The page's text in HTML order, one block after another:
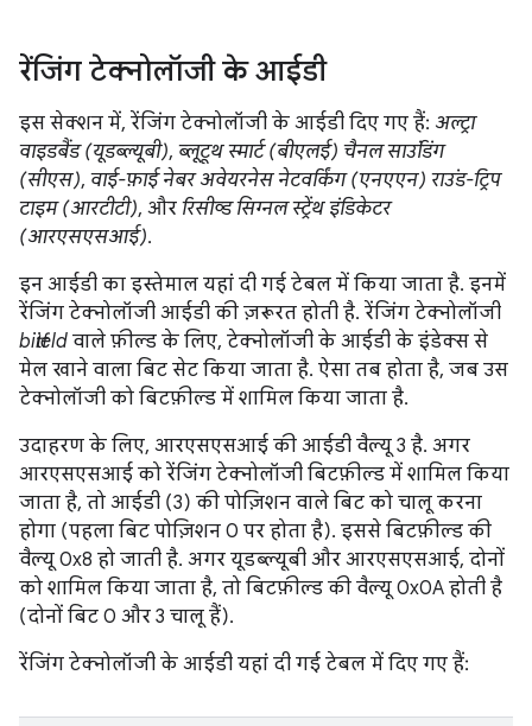
रेंजिंग टेक्नोलॉजी के आईडी
इस सेक्शन में, रेंजिंग टेक्नोलॉजी के आईडी दिए गए हैं: अल्ट्रा
वाइडबैंड (यूडब्ल्यूबी), ब्लूटूथ स्मार्ट (बीएलई) चैनल साउंडिंग
(सीएस), वाई-फ़ाई नेबर अवेयरनेस नेटवर्किंग (एनएएन) राउंड-ट्रिप
टाइम (आरटीटी), और रिसीव्ड सिग्नल स्ट्रेंथ इंडिकेटर
(आरएसएसआई).
इन आईडी का इस्तेमाल यहां दी गई टेबल में किया जाता है. इनमें
रेंजिंग टेक्नोलॉजी आईडी की ज़रूरत होती है. रेंजिंग टेक्नोलॉजी
bitfield वाले फ़ील्ड के लिए, टेक्नोलॉजी के आईडी के इंडेक्स से
मेल खाने वाला बिट सेट किया जाता है. ऐसा तब होता है, जब उस
टेक्नोलॉजी को बिटफ़ील्ड में शामिल किया जाता है.
उदाहरण के लिए, आरएसएसआई की आईडी वैल्यू 3 है. अगर
आरएसएसआई को रेंजिंग टेक्नोलॉजी बिटफ़ील्ड में शामिल किया
जाता है, तो आईडी (3) की पोज़िशन वाले बिट को चालू करना
होगा (पहला बिट पोज़िशन 0 पर होता है). इससे बिटफ़ील्ड की
वैल्यू 0x8 हो जाती है. अगर यूडब्ल्यूबी और आरएसएसआई, दोनों
को शामिल किया जाता है, तो बिटफ़ील्ड की वैल्यू 0x0A होती है
(दोनों बिट 0 और 3 चालू हैं).
रेंजिंग टेक्नोलॉजी के आईडी यहां दी गई टेबल में दिए गए हैं: